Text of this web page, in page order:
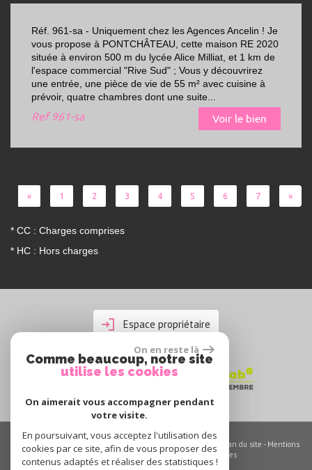
Réf. 961-sa - Uniquement chez les Agences Ancelin ! Je
vous propose à PONTCHÂTEAU, cette maison RE 2020
située à environ 500 m du lycée Alice Milliat, et 1 km de
l'espace commercial "Rive Sud" ; Vous y découvrirez
une entrée, une pièce de vie de 55 m² avec cuisine à
prévoir, quatre chambres dont une suite...
Ref961-sa Voir le bien
« 1 2 3 4 5 6 7 »
* CC : Charges comprises
* HC : Hors charges
Espace propriétaire
© 2026 | Tous droits réservés | Traduction powered by Google - Plan du site - Mentions
légales-Nos honoraires-Partenaires -Admin- Toutes nos annonces
On en reste là
Comme beaucoup, notre site
utilise les cookies
On aimerait vous accompagner pendant
votre visite.
En poursuivant, vous acceptez l'utilisation des
cookies par ce site, afin de vous proposer des
contenus adaptés et réaliser des statistiques !